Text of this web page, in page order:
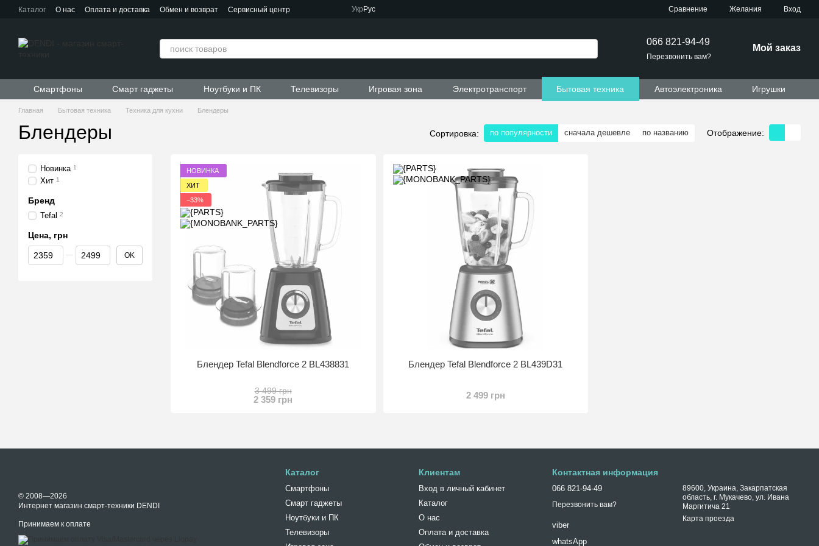
Перейти к основному контенту
Каталог О нас Оплата и доставка Обмен и возврат
Сервисный центр
Укр Рус Сравнение Желания Вход
066 821-94-49
Перезвонить вам?
Мой заказ
Смартфоны Смарт гаджеты Ноутбуки и ПК Телевизоры Игровая зона Электротранспорт Бытовая техника Автоэлектроника Игрушки
Главная Бытовая техника Техника для кухни Блендеры
Блендеры Сортировка: по популярности сначала дешевле по названию Отображение:
НОВИНКА
ХИТ
−33%
Блендер Tefal Blendforce 2 BL438831
3 499 грн
2 359 грн
Блендер Tefal Blendforce 2 BL439D31
2 499 грн
Новинка 1
Хит 1
Бренд
Tefal 2
Цена, грн
От Цена, грн
До Цена, грн OK
© 2008—2026
Интернет магазин смарт-техники DENDI
Принимаем к оплате
Каталог
Смартфоны
Смарт гаджеты
Ноутбуки и ПК
Телевизоры
Клиентам
Вход в личный кабинет
Каталог
О нас
Оплата и доставка
Контактная информация
066 821-94-49
Перезвонить вам?
viber
whatsApp
89600, Украина, Закарпатская
область, г. Мукачево, ул. Ивана
Маргитича 21
Карта проезда